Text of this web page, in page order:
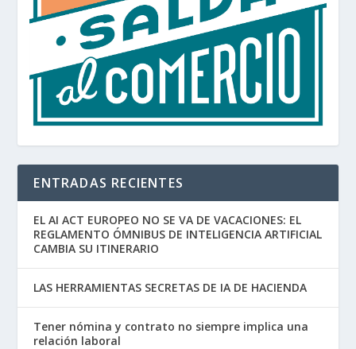
ENTRADAS RECIENTES
EL AI ACT EUROPEO NO SE VA DE VACACIONES: EL
REGLAMENTO ÓMNIBUS DE INTELIGENCIA ARTIFICIAL
CAMBIA SU ITINERARIO
LAS HERRAMIENTAS SECRETAS DE IA DE HACIENDA
Tener nómina y contrato no siempre implica una
relación laboral